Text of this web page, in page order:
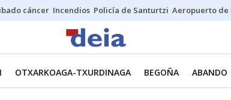
cáncer Incendios Policía de Santurtzi Aeropuerto de
OTXARKOAGA-TXURDINAGA BEGOÑA ABANDO